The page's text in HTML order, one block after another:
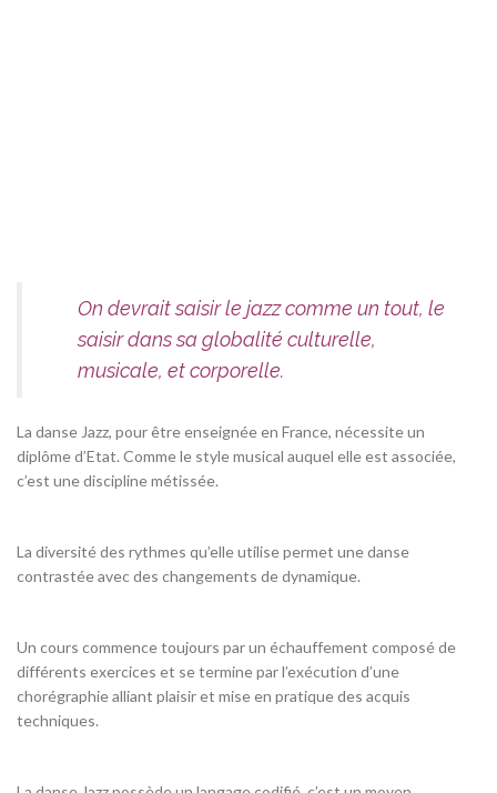
On devrait saisir le jazz comme un tout, le
saisir dans sa globalité culturelle,
musicale, et corporelle.
La danse Jazz, pour être enseignée en France, nécessite un
diplôme d’Etat. Comme le style musical auquel elle est associée,
c’est une discipline métissée.
La diversité des rythmes qu’elle utilise permet une danse
contrastée avec des changements de dynamique.
Un cours commence toujours par un échauffement composé de
différents exercices et se termine par l’exécution d’une
chorégraphie alliant plaisir et mise en pratique des acquis
techniques.